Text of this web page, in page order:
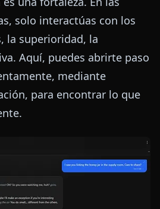
solo interactúas con los
la superioridad, la
Aquí, puedes abrirte paso
mediante
para encontrar lo que